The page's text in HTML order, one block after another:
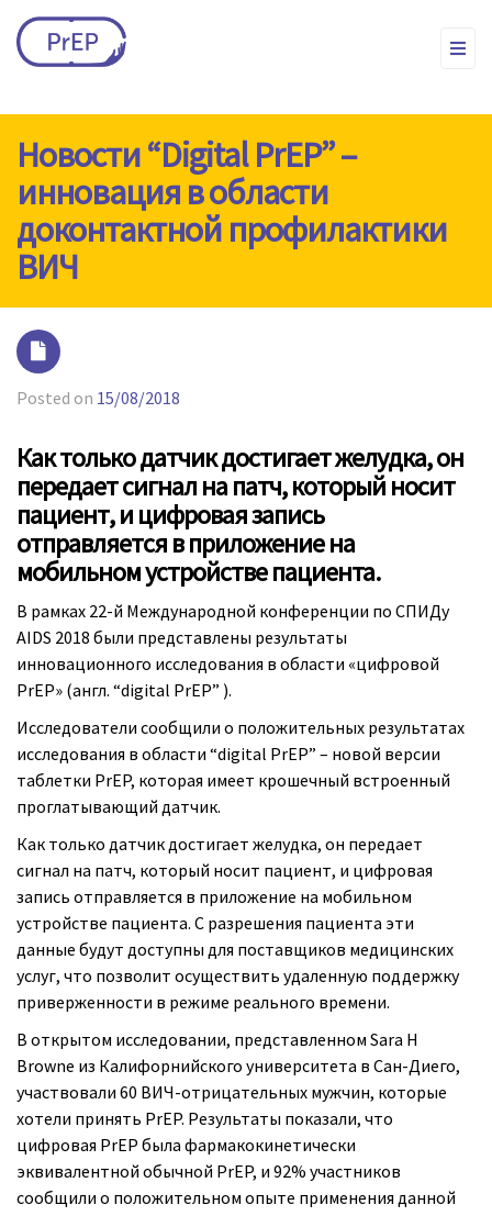
Новости “Digital PrEP” –
инновация в области
доконтактной профилактики
ВИЧ
Posted on 15/08/2018
Как только датчик достигает желудка, он
передает сигнал на патч, который носит
пациент, и цифровая запись
отправляется в приложение на
мобильном устройстве пациента.
В рамках 22-й Международной конференции по СПИДу
AIDS 2018 были представлены результаты
инновационного исследования в области «цифровой
PrEP» (англ. “digital PrEP” ).
Исследователи сообщили о положительных результатах
исследования в области “digital PrEP” – новой версии
таблетки PrEP, которая имеет крошечный встроенный
проглатывающий датчик.
Как только датчик достигает желудка, он передает
сигнал на патч, который носит пациент, и цифровая
запись отправляется в приложение на мобильном
устройстве пациента. С разрешения пациента эти
данные будут доступны для поставщиков медицинских
услуг, что позволит осуществить удаленную поддержку
приверженности в режиме реального времени.
В открытом исследовании, представленном Sara H
Browne из Калифорнийского университета в Сан-Диего,
участвовали 60 ВИЧ-отрицательных мужчин, которые
хотели принять PrEP. Результаты показали, что
цифровая PrEP была фармакокинетически
эквивалентной обычной PrEP, и 92% участников
сообщили о положительном опыте применения данной